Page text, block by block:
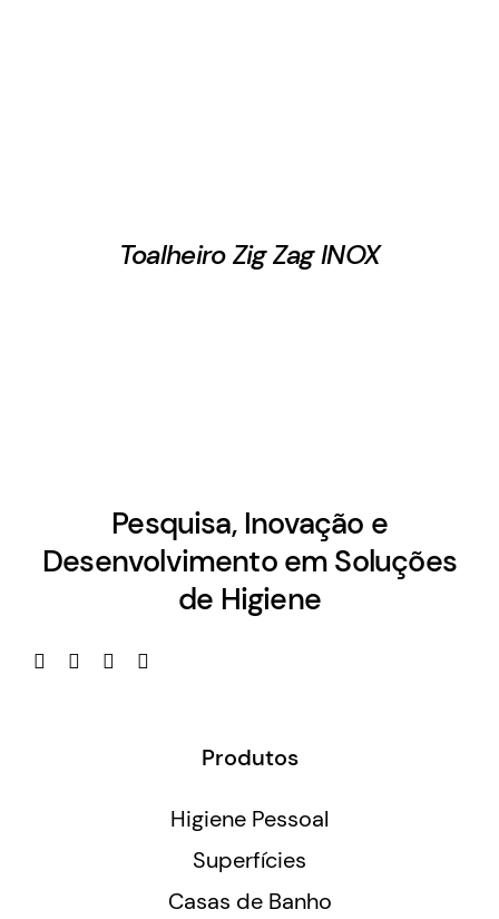
Toalheiro Zig Zag INOX
Pesquisa, Inovação e
Desenvolvimento em Soluções
de Higiene
Produtos
Higiene Pessoal
Superfícies
Casas de Banho